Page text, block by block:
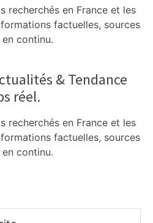
recherchés en France et les
factuelles, sources
continu.
& Tendance
réel.
recherchés en France et les
factuelles, sources
continu.